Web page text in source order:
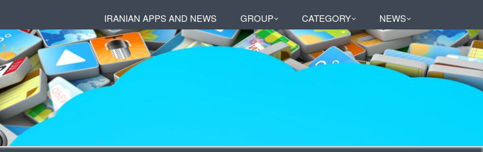
IRANIAN APPS AND NEWS GROUP CATEGORY NEWS